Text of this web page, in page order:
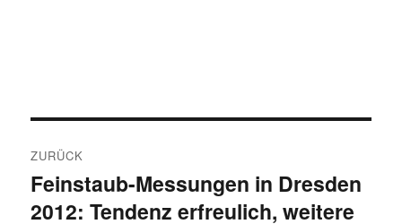
ZURÜCK
Vorheriger
Beitrag:
Feinstaub-Messungen in Dresden
2012: Tendenz erfreulich, weitere